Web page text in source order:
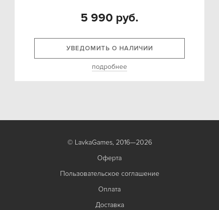
5 990 руб.
УВЕДОМИТЬ О НАЛИЧИИ
подробнее
© LavkaGames, 2016—2026
Оферта
Пользовательское соглашение
Оплата
Доставка